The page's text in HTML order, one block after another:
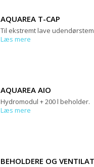
AQUAREA T-CAP
Til ekstremt lave
Læs mere
AQUAREA AIO
Hydromodul + 200 l beholder.
Læs mere
BEHOLDERE OG